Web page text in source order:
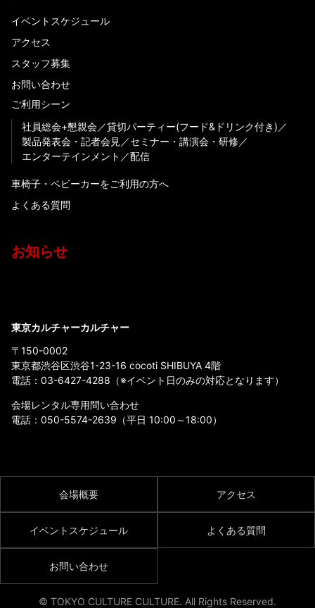
イベントスケジュール
アクセス
スタッフ募集
お問い合わせ
ご利用シーン
社員総会+懇親会
貸切パーティー(フード&ドリンク付き)
製品発表会・記者会見
セミナー・講演会・研修
エンターテインメント
配信
車椅子・ベビーカーをご利用の方へ
よくある質問
お知らせ
東京カルチャーカルチャー
〒150-0002
東京都渋谷区渋谷1-23-16 cocoti SHIBUYA 4階
電話： 03-6427-4288 （※イベント日のみの対応となります）
会場レンタル専用問い合わせ
電話： 050-5574-2639 （平日 10:00～18:00）
会場概要 アクセス
イベントスケジュール よくある質問
お問い合わせ
© TOKYO CULTURE CULTURE. All Rights Reserved.